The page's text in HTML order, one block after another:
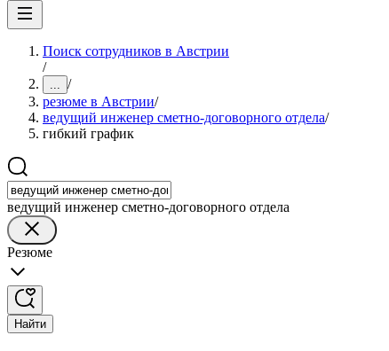
Поиск сотрудников в Австрии
/
... /
резюме в Австрии/
ведущий инженер сметно-договорного отдела/
гибкий график
ведущий инженер сметно-договорного отдела
Резюме
Найти